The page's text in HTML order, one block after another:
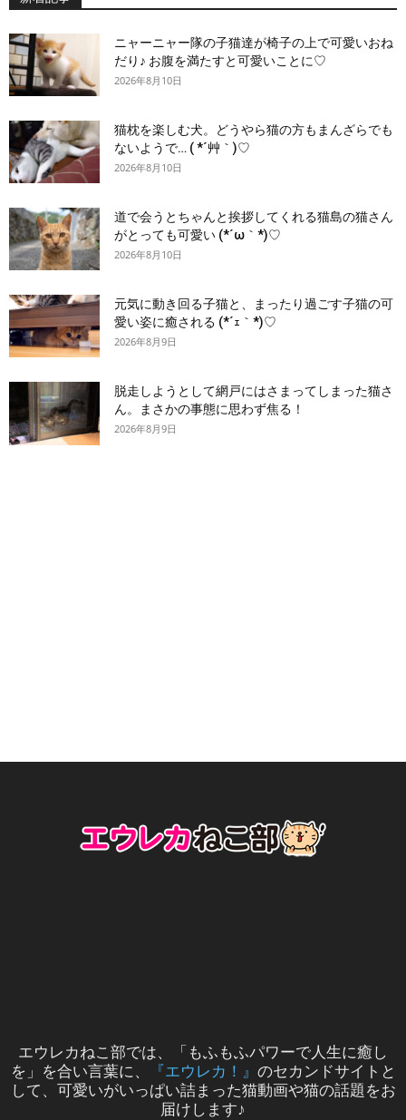
ニャーニャー隊の子猫達が椅子の上で可愛いおね
だり♪ お腹を満たすと可愛いことに♡
2026年8月10日
猫枕を楽しむ犬。どうやら猫の方もまんざらでも
ないようで… ( *´艸｀)♡
2026年8月10日
道で会うとちゃんと挨拶してくれる猫島の猫さん
がとっても可愛い (*´ω｀*)♡
2026年8月10日
元気に動き回る子猫と、まったり過ごす子猫の可
愛い姿に癒される (*´ｪ｀*)♡
2026年8月9日
脱走しようとして網戸にはさまってしまった猫さ
ん。まさかの事態に思わず焦る！
2026年8月9日
エウレカねこ部では、「もふもふパワーで人生に癒し
を」を合い言葉に、
『エウレカ！』 のセカンドサイトと
して、可愛いがいっぱい詰まった猫動画や猫の話題をお
届けします♪